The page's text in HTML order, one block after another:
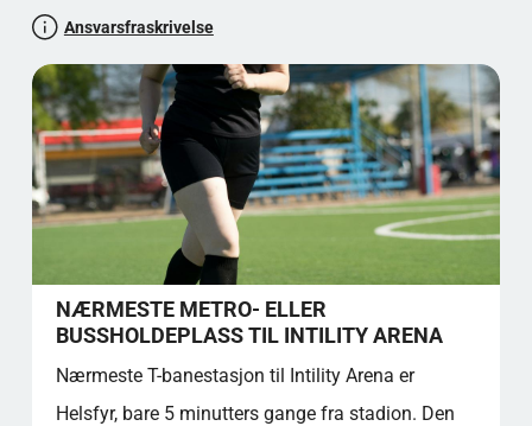
kontorlokaler. Supporterkulturen, spesielt
tilstedeværelsen av klubbens offisielle supportergruppe
"Klanen", bidrar til en elektrisk atmosfære på
kampdagene. Denne guiden gir en omfattende oversikt
over stadionets historie, funksjoner, tilgjengelighet og
kulturelle betydning.
Ansvarsfraskrivelse
NÆRMESTE METRO- ELLER
BUSSHOLDEPLASS TIL INTILITY ARENA
Nærmeste T-banestasjon til Intility Arena er
Helsfyr, bare 5 minutters gange fra stadion. Den
DATAINNSIKT OG POPULARITET
KULTURELL BETYDNING OG
SAMFUNNSPÅVIRKNING
FAKTA AVSNITT
STADIUMINSIGHT VURDERING: 4,5 STJERNER
HYGGELIG Å VITE OM INTILITY ARENA
KILDEHENVISNINGER
Offisiell plassering av stadion
Innspurten 16, 0663 Oslo, Norge
La oss teste allmennkunnskapen din!
Fankultur
ATMOSFÆRE OG TRADISJONER
KLUBBSANG OG SANG PÅ STADION